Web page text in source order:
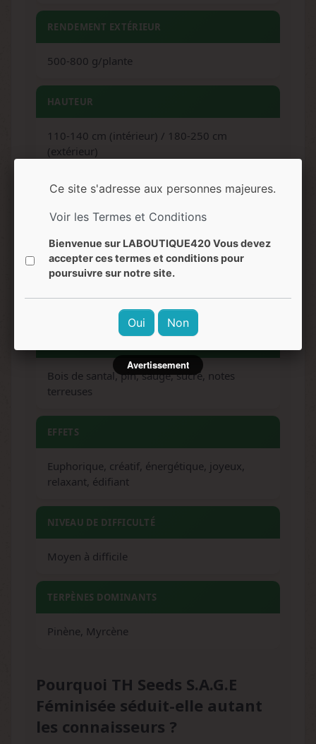
RENDEMENT EXTÉRIEUR
500-800 g/plante
HAUTEUR
110-140 cm (intérieur) / 180-250 cm
(extérieur)
RÉCOLTE EXTÉRIEUR
Mi-octobre
ARÔMES
Bois de santal, pin, sauge, épicé, encens
Bois de santal, pin, sauge, sucré, notes
terreuses
EFFETS
Euphorique, créatif, énergétique, joyeux,
relaxant, édifiant
NIVEAU DE DIFFICULTÉ
Moyen à difficile
TERPÈNES DOMINANTS
Pinène, Myrcène
Pourquoi TH Seeds S.A.G.E
Féminisée séduit-elle autant
les connaisseurs ?
Ce site s'adresse aux personnes majeures.
Voir les Termes et Conditions
Bienvenue sur LABOUTIQUE420 Vous devez
accepter ces termes et conditions pour
poursuivre sur notre site.
Oui Non
Avertissement